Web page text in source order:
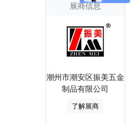
展商信息
潮州市潮安区振美五金
制品有限公司
了解展商